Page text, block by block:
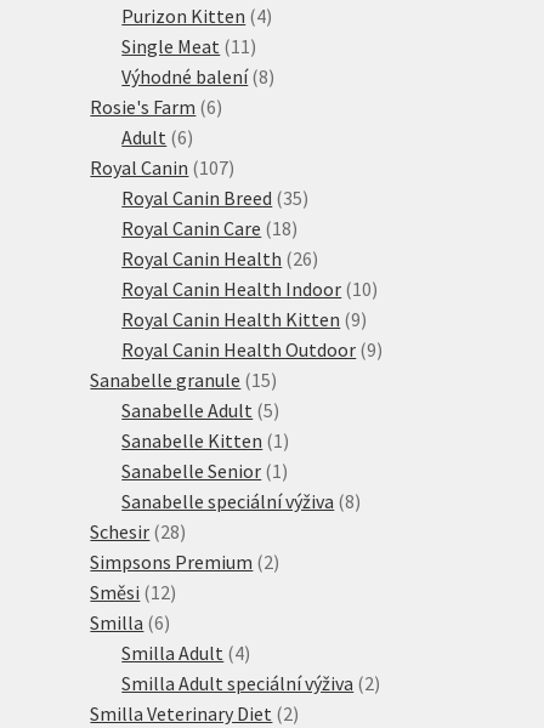
produktů
Purizon Kitten 44
Single Meat 11 11
produktů
Výhodné balení 88
Rosie's Farm 66
Adult 66
produktů
Royal Canin 107107
produktů
Royal Canin Breed 3535
Royal Canin Care 1818
produktů
Royal Canin Health 2626
produktů
Royal Canin Health Indoor 1010
Royal Canin Health Kitten 99
produktů
Royal Canin Health Outdoor 99
Sanabelle granule 1515
produktů
Sanabelle Adult 55
produktů
Sanabelle Kitten 1 1
produkt
Sanabelle Senior 1 1
produkt
Sanabelle speciální výživa 88
Schesir 2828
produktů
Simpsons Premium 22
Směsi 1212
Smilla 66
produktů
Smilla Adult 44
produkty
Smilla Adult speciální výživa 22
Smilla Veterinary Diet 22